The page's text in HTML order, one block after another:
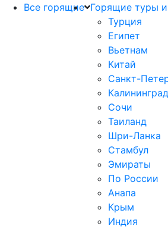
Все горящие Горящие туры
Турция
Египет
Вьетнам
Китай
Санкт-
Калининград
Сочи
Таиланд
Шри-Ланка
Стамбул
Эмираты
По России
Анапа
Крым
Индия